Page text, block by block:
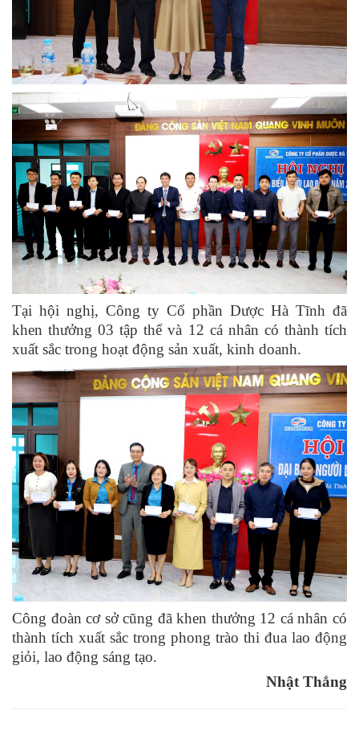
Tại hội nghị, Công ty Cổ phần Dược Hà Tĩnh đã
khen thưởng 03 tập thể và 12 cá nhân có thành tích
xuất sắc trong hoạt động sản xuất, kinh doanh.
Công đoàn cơ sở cũng đã khen thưởng 12 cá nhân có
thành tích xuất sắc trong phong trào thi đua lao động
giỏi, lao động sáng tạo.
Nhật Thắng